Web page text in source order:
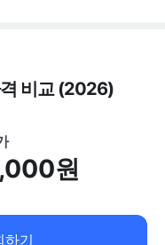
격 비교 (2026)
원
하기